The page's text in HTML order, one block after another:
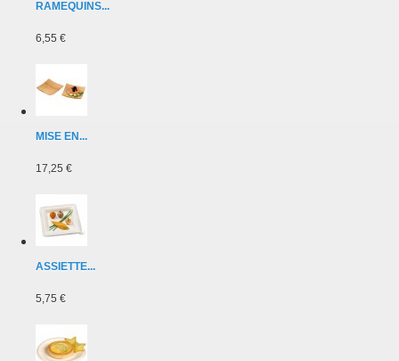
RAMEQUINS...
6,55 €
MISE EN...
17,25 €
ASSIETTE...
5,75 €